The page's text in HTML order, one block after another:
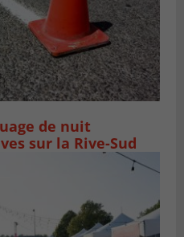
de nuit
sur la Rive-Sud